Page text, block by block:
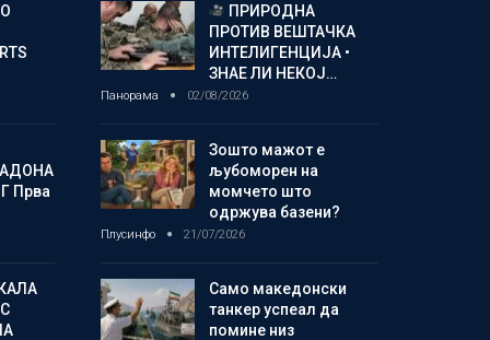
Прва
ПРИРОДНА
ПРОТИВ ВЕШТАЧКА
ИНТЕЛИГЕНЦИЈА •
ЗНАЕ ЛИ НЕКОЈ…
Панорама 02/08/2026
Зошто мажот е
љубоморен на
момчето што
одржува базени?
Плусинфо 21/07/2026
Само македонски
танкер успеал да
помине низ